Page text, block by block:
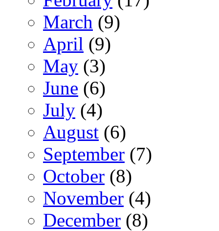
March (9)
April (9)
May (3)
June (6)
July (4)
August (6)
September (7)
October (8)
November (4)
December (8)